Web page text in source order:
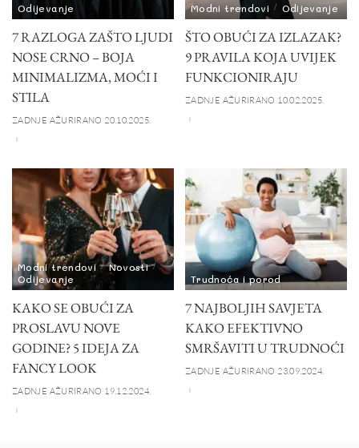
Odijevanje
7 RAZLOGA ZAŠTO LJUDI
NOSE CRNO – BOJA
MINIMALIZMA, MOĆI I
STILA
ZADNJE AŽURIRANO 20.10.2025.
Modni trendovi Odijevanje
ŠTO OBUĆI ZA IZLAZAK?
9 PRAVILA KOJA UVIJEK
FUNKCIONIRAJU
ZADNJE AŽURIRANO 10.02.2025.
Modni trendovi
Novosti
Odijevanje
KAKO SE OBUĆI ZA
PROSLAVU NOVE
GODINE? 5 IDEJA ZA
FANCY LOOK
ZADNJE AŽURIRANO 19.12.2024.
Trudnoća i porod
7 NAJBOLJIH SAVJETA
KAKO EFEKTIVNO
SMRŠAVITI U TRUDNOĆI
ZADNJE AŽURIRANO 23.09.2024.